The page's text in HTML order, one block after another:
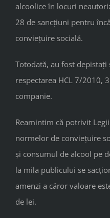
alcoolice în locuri
28 de sancțiuni pentru
conviețuire socială.
Totodată, au fost
respectarea HCL 7/2010,
companie.
Reamintim că potrivit
normelor de conviețuire
și consumul de alcool pe
la mila publicului se
amenzi a căror valoare
de lei.